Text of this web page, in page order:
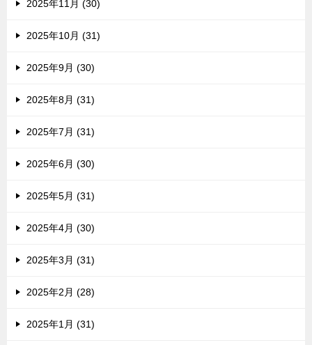
2025年11月 (30)
2025年10月 (31)
2025年9月 (30)
2025年8月 (31)
2025年7月 (31)
2025年6月 (30)
2025年5月 (31)
2025年4月 (30)
2025年3月 (31)
2025年2月 (28)
2025年1月 (31)